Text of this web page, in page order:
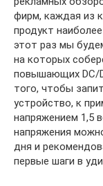
фирм, каждая из
продукт
этот раз мы
на которых
повышающих DC/
того, чтобы
устройство, к
напряжением 1,5
напряжения
дня и
первые шаги в